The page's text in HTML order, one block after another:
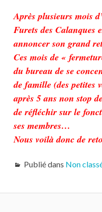
Après plusieurs mois
Furets des Calanques
annoncer son grand
Ces mois de «
du bureau de se
de famille (des petites
après 5 ans non stop
de réfléchir sur le
ses membres…
Nous voilà donc de
Publié dans Non